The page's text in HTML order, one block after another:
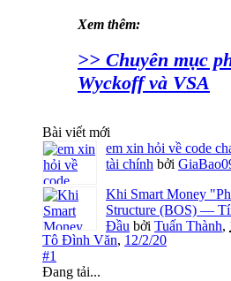
Xem thêm:
>> Chuyên mục
Wyckoff và VSA
Bài viết mới
em xin hỏi về code
tài chính bởi
Khi Smart Money
Structure (BOS) —
Đầu bởi Tuấn Thành,
Tô Đình Văn, 12/2/20
#1
Đang tải...